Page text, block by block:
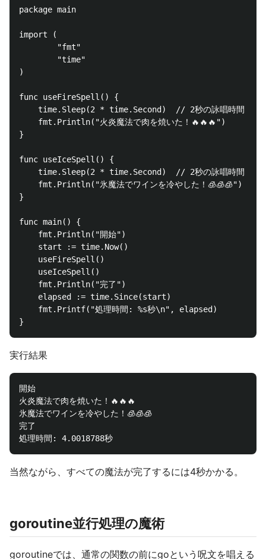
package main
import (
        "fmt"
        "time"
)
func useFireSpell() {
    time.Sleep(2 * time.Second)  // 2秒の詠唱時間
    fmt.Println("火炎魔法で肉を焼いた！🔥🔥🔥")
}
func useIceSpell() {
    time.Sleep(2 * time.Second)  // 2秒の詠唱時間
    fmt.Println("氷魔法でワインを冷やした！🧊🧊🧊")
}
func main() {
    fmt.Println("開始")
    start := time.Now()
    useFireSpell()
    useIceSpell()
    fmt.Println("完了")
    elapsed := time.Since(start)
    fmt.Printf("処理時間: %s秒\n", elapsed)
実行結果
開始
火炎魔法で肉を焼いた！🔥🔥🔥
氷魔法でワインを冷やした！🧊🧊🧊
完了
当然ながら、すべての魔法が完了するには4秒かかる。
goroutine並行処理の魔術
goroutineでは、通常の関数の前にgoという呪文を唱える